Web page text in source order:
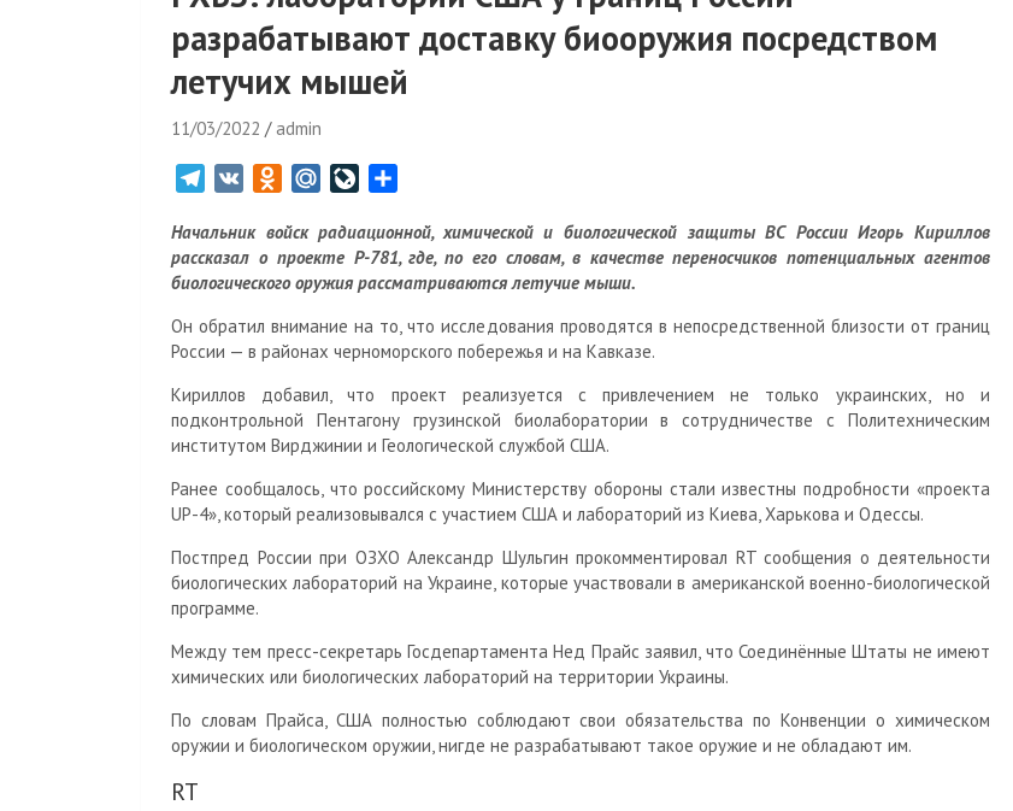
разрабатывают доставку биооружия посредством
летучих мышей
11/03/2022 admin
l
e
g
r
a
n
o
k
l
a
s
n
k
i
M
i
l
.
R
u
v
e
J
o
u
a
п
р
а
и
ь
Начальник войск радиационной, химической и биологической защиты ВС России Игорь Кириллов
рассказал о проекте Р-781, где, по его словам, в качестве переносчиков потенциальных агентов
биологического оружия рассматриваются летучие мыши.
Он обратил внимание на то, что исследования проводятся в непосредственной близости от границ
России — в районах черноморского побережья и на Кавказе.
Кириллов добавил, что проект реализуется с привлечением не только украинских, но и
подконтрольной Пентагону грузинской биолаборатории в сотрудничестве с Политехническим
институтом Вирджинии и Геологической службой США.
Ранее сообщалось, что российскому Министерству обороны стали известны подробности «проекта
UP-4», который реализовывался с участием США и лабораторий из Киева, Харькова и Одессы.
Постпред России при ОЗХО Александр Шульгин прокомментировал RT сообщения о деятельности
биологических лабораторий на Украине, которые участвовали в американской военно-биологической
программе.
Между тем пресс-секретарь Госдепартамента Нед Прайс заявил, что Соединённые Штаты не имеют
химических или биологических лабораторий на территории Украины.
По словам Прайса, США полностью соблюдают свои обязательства по Конвенции о химическом
оружии и биологическом оружии, нигде не разрабатывают такое оружие и не обладают им.
RT